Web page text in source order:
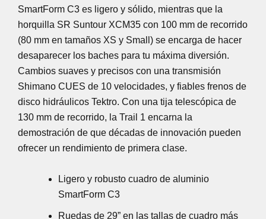
SmartForm C3 es ligero y sólido, mientras que la
horquilla SR Suntour XCM35 con 100 mm de recorrido
(80 mm en tamaños XS y Small) se encarga de hacer
desaparecer los baches para tu máxima diversión.
Cambios suaves y precisos con una transmisión
Shimano CUES de 10 velocidades, y fiables frenos de
disco hidráulicos Tektro. Con una tija telescópica de
130 mm de recorrido, la Trail 1 encarna la
demostración de que décadas de innovación pueden
ofrecer un rendimiento de primera clase.
Ligero y robusto cuadro de aluminio
SmartForm C3
Ruedas de 29” en las tallas de cuadro más